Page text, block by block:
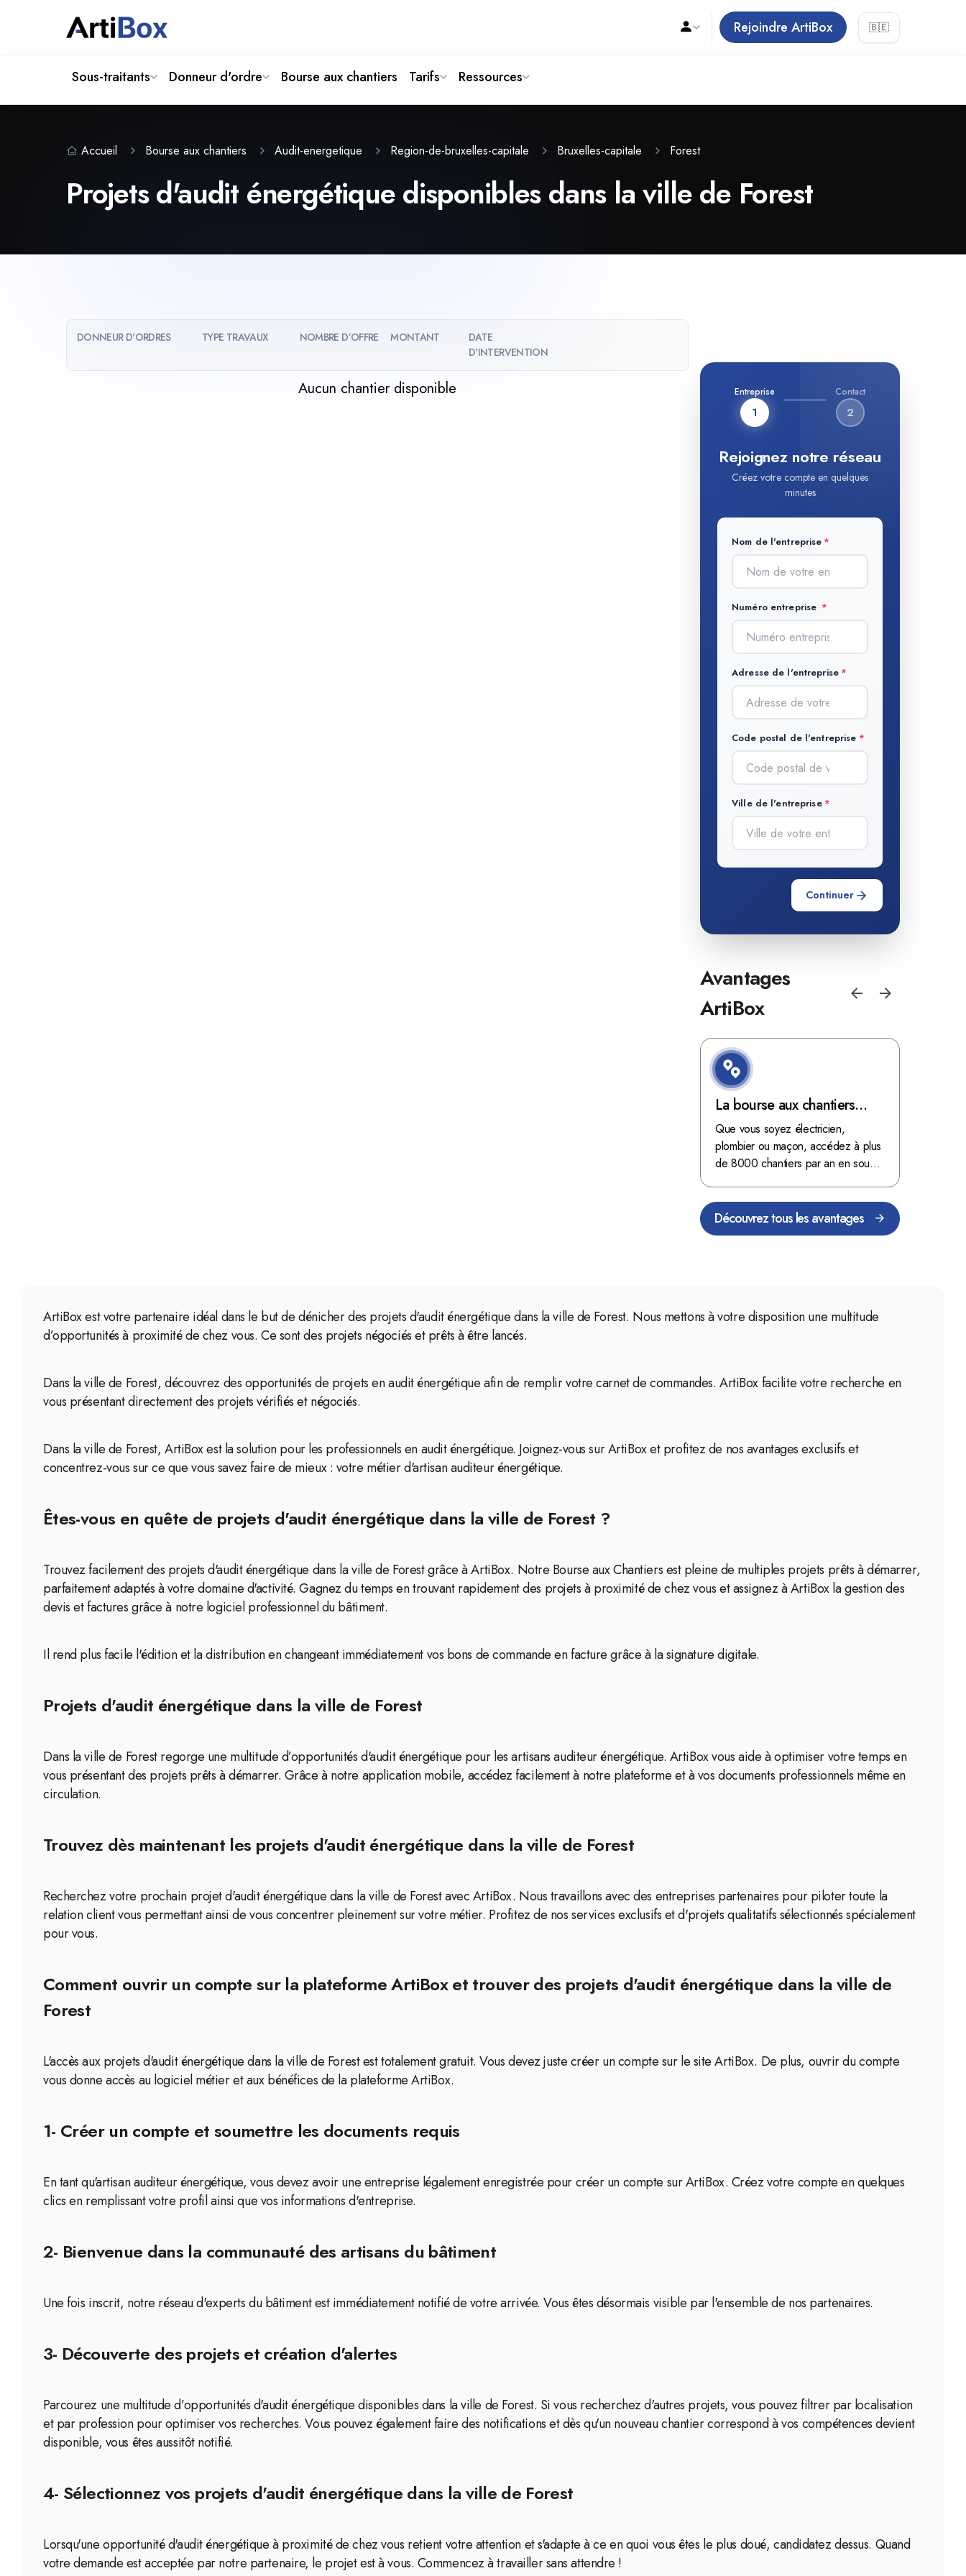
Rejoindre ArtiBox 🇧🇪
Sous-traitants Donneur d'ordre Bourse aux chantiers Tarifs Ressources
Accueil Bourse aux chantiers Audit-energetique Region-de-bruxelles-capitale Bruxelles-capitale Forest
Projets d'audit énergétique disponibles dans la ville de Forest
DONNEUR D'ORDRES TYPE TRAVAUX NOMBRE D’OFFRE MONTANT
DATE
D'INTERVENTION
Aucun chantier disponible Entreprise
1
Contact
2
Rejoignez notre réseau
Créez votre compte en quelques
minutes
Nom de l'entreprise
Numéro entreprise
Adresse de l'entreprise
Code postal de l'entreprise
Ville de l'entreprise
Continuer
Avantages
ArtiBox
La bourse aux chantiers
d'ArtiBox Belgique, véritable
mine d'or !
Que vous soyez électricien,
plombier ou maçon, accédez à plus
de 8000 chantiers par an en sous-
Découvrez tous les avantages
ArtiBox est votre partenaire idéal dans le but de dénicher des projets d'audit énergétique dans la ville de Forest. Nous mettons à votre disposition une multitude
d’opportunités à proximité de chez vous. Ce sont des projets négociés et prêts à être lancés.
Dans la ville de Forest, découvrez des opportunités de projets en audit énergétique afin de remplir votre carnet de commandes. ArtiBox facilite votre recherche en
vous présentant directement des projets vérifiés et négociés.
Dans la ville de Forest, ArtiBox est la solution pour les professionnels en audit énergétique. Joignez-vous sur ArtiBox et profitez de nos avantages exclusifs et
concentrez-vous sur ce que vous savez faire de mieux : votre métier d'artisan auditeur énergétique.
Êtes-vous en quête de projets d'audit énergétique dans la ville de Forest ?
Trouvez facilement des projets d'audit énergétique dans la ville de Forest grâce à ArtiBox. Notre Bourse aux Chantiers est pleine de multiples projets prêts à démarrer,
parfaitement adaptés à votre domaine d'activité. Gagnez du temps en trouvant rapidement des projets à proximité de chez vous et assignez à ArtiBox la gestion des
devis et factures grâce à notre logiciel professionnel du bâtiment.
Il rend plus facile l'édition et la distribution en changeant immédiatement vos bons de commande en facture grâce à la signature digitale.
Projets d'audit énergétique dans la ville de Forest
Dans la ville de Forest regorge une multitude d’opportunités d'audit énergétique pour les artisans auditeur énergétique. ArtiBox vous aide à optimiser votre temps en
vous présentant des projets prêts à démarrer. Grâce à notre application mobile, accédez facilement à notre plateforme et à vos documents professionnels même en
circulation.
Trouvez dès maintenant les projets d'audit énergétique dans la ville de Forest
Recherchez votre prochain projet d'audit énergétique dans la ville de Forest avec ArtiBox. Nous travaillons avec des entreprises partenaires pour piloter toute la
relation client vous permettant ainsi de vous concentrer pleinement sur votre métier. Profitez de nos services exclusifs et d'projets qualitatifs sélectionnés spécialement
pour vous.
Comment ouvrir un compte sur la plateforme ArtiBox et trouver des projets d'audit énergétique dans la ville de
Forest
L'accès aux projets d'audit énergétique dans la ville de Forest est totalement gratuit. Vous devez juste créer un compte sur le site ArtiBox. De plus, ouvrir du compte
vous donne accès au logiciel métier et aux bénéfices de la plateforme ArtiBox.
1- Créer un compte et soumettre les documents requis
En tant qu'artisan auditeur énergétique, vous devez avoir une entreprise légalement enregistrée pour créer un compte sur ArtiBox. Créez votre compte en quelques
clics en remplissant votre profil ainsi que vos informations d'entreprise.
2- Bienvenue dans la communauté des artisans du bâtiment
Une fois inscrit, notre réseau d'experts du bâtiment est immédiatement notifié de votre arrivée. Vous êtes désormais visible par l'ensemble de nos partenaires.
3- Découverte des projets et création d'alertes
Parcourez une multitude d’opportunités d'audit énergétique disponibles dans la ville de Forest. Si vous recherchez d'autres projets, vous pouvez filtrer par localisation
et par profession pour optimiser vos recherches. Vous pouvez également faire des notifications et dès qu'un nouveau chantier correspond à vos compétences devient
disponible, vous êtes aussitôt notifié.
4- Sélectionnez vos projets d'audit énergétique dans la ville de Forest
Lorsqu'une opportunité d'audit énergétique à proximité de chez vous retient votre attention et s'adapte à ce en quoi vous êtes le plus doué, candidatez dessus. Quand
votre demande est acceptée par notre partenaire, le projet est à vous. Commencez à travailler sans attendre !